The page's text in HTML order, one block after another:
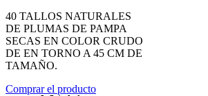
40 TALLOS NATURALES
DE PLUMAS DE PAMPA
SECAS EN COLOR CRUDO
DE EN TORNO A 45 CM DE
TAMAÑO.
Comprar el producto